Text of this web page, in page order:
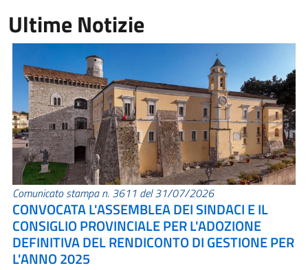
Ultime Notizie
Comunicato stampa n. 3611 del 31/07/2026
CONVOCATA L'ASSEMBLEA DEI SINDACI E IL
CONSIGLIO PROVINCIALE PER L'ADOZIONE
DEFINITIVA DEL RENDICONTO DI GESTIONE PER
L'ANNO 2025